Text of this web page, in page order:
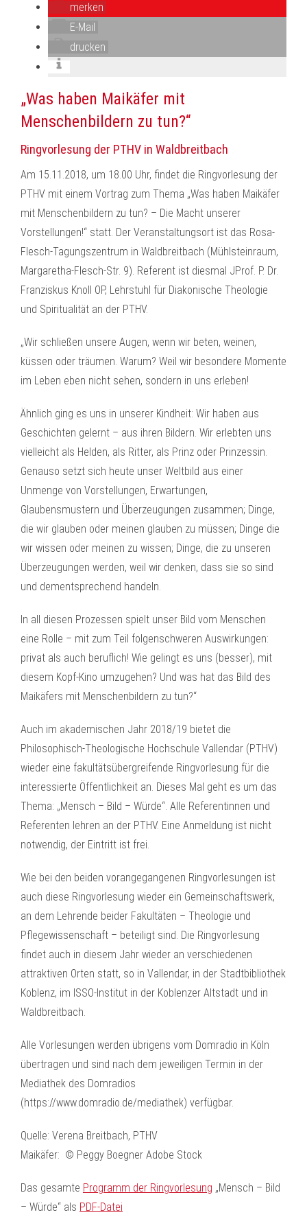
merken
E-Mail
drucken
„Was haben Maikäfer mit
Menschenbildern zu tun?“
Ringvorlesung der PTHV in Waldbreitbach
Am 15.11.2018, um 18.00 Uhr, findet die Ringvorlesung der
PTHV mit einem Vortrag zum Thema „Was haben Maikäfer
mit Menschenbildern zu tun? – Die Macht unserer
Vorstellungen!“ statt. Der Veranstaltungsort ist das Rosa-
Flesch-Tagungszentrum in Waldbreitbach (Mühlsteinraum,
Margaretha-Flesch-Str. 9). Referent ist diesmal JProf. P. Dr.
Franziskus Knoll OP, Lehrstuhl für Diakonische Theologie
und Spiritualität an der PTHV.
„Wir schließen unsere Augen, wenn wir beten, weinen,
küssen oder träumen. Warum? Weil wir besondere Momente
im Leben eben nicht sehen, sondern in uns erleben!
Ähnlich ging es uns in unserer Kindheit: Wir haben aus
Geschichten gelernt – aus ihren Bildern. Wir erlebten uns
vielleicht als Helden, als Ritter, als Prinz oder Prinzessin.
Genauso setzt sich heute unser Weltbild aus einer
Unmenge von Vorstellungen, Erwartungen,
Glaubensmustern und Überzeugungen zusammen; Dinge,
die wir glauben oder meinen glauben zu müssen; Dinge die
wir wissen oder meinen zu wissen; Dinge, die zu unseren
Überzeugungen werden, weil wir denken, dass sie so sind
und dementsprechend handeln.
In all diesen Prozessen spielt unser Bild vom Menschen
eine Rolle – mit zum Teil folgenschweren Auswirkungen:
privat als auch beruflich! Wie gelingt es uns (besser), mit
diesem Kopf-Kino umzugehen? Und was hat das Bild des
Maikäfers mit Menschenbildern zu tun?“
Auch im akademischen Jahr 2018/19 bietet die
Philosophisch-Theologische Hochschule Vallendar (PTHV)
wieder eine fakultätsübergreifende Ringvorlesung für die
interessierte Öffentlichkeit an. Dieses Mal geht es um das
Thema: „Mensch – Bild – Würde“. Alle Referentinnen und
Referenten lehren an der PTHV. Eine Anmeldung ist nicht
notwendig, der Eintritt ist frei.
Wie bei den beiden vorangegangenen Ringvorlesungen ist
auch diese Ringvorlesung wieder ein Gemeinschaftswerk,
an dem Lehrende beider Fakultäten – Theologie und
Pflegewissenschaft – beteiligt sind. Die Ringvorlesung
findet auch in diesem Jahr wieder an verschiedenen
attraktiven Orten statt, so in Vallendar, in der Stadtbibliothek
Koblenz, im ISSO-Institut in der Koblenzer Altstadt und in
Waldbreitbach.
Alle Vorlesungen werden übrigens vom Domradio in Köln
übertragen und sind nach dem jeweiligen Termin in der
Mediathek des Domradios
(https://www.domradio.de/mediathek) verfügbar.
Quelle: Verena Breitbach, PTHV
Maikäfer: © Peggy Boegner Adobe Stock
Das gesamte Programm der Ringvorlesung „Mensch – Bild
– Würde“ als PDF-Datei